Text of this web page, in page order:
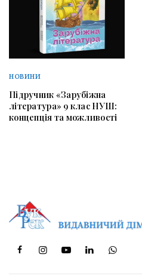
НОВИНИ
Підручник «Зарубіжна
література» 9 клас НУШ:
концепція та можливості